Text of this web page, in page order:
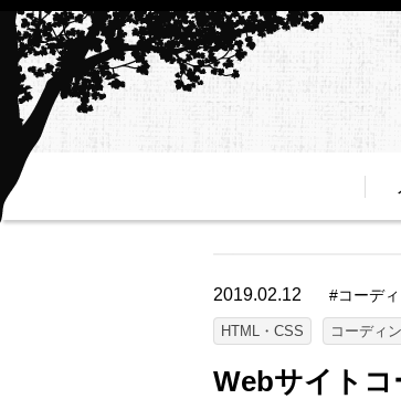
2019.02.12 #コーディ
HTML・CSS コーディ
Webサイト